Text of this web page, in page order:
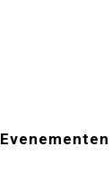
Evenementen